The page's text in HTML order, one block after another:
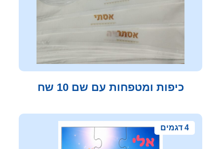
כיפות ומטפחות עם שם 10 שח
4 דגמים